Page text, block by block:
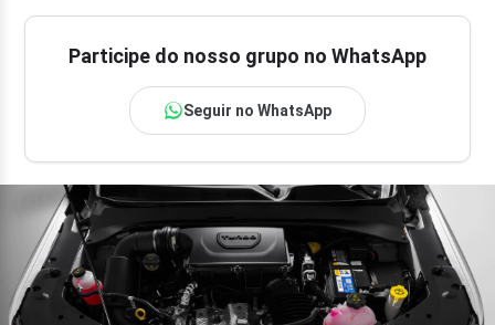
Participe do nosso grupo no WhatsApp
Seguir no WhatsApp